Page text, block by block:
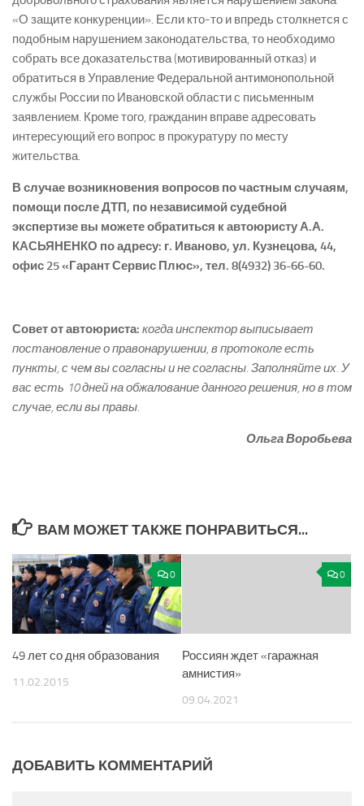
«О защите конкуренции». Если кто-то и впредь столкнется с
подобным нарушением законодательства, то необходимо
собрать все доказательства (мотивированный отказ) и
обратиться в Управление Федеральной антимонопольной
службы России по Ивановской области с письменным
заявлением. Кроме того, гражданин вправе адресовать
интересующий его вопрос в прокуратуру по месту
жительства.
В случае возникновения вопросов по частным случаям,
помощи после ДТП, по независимой судебной
экспертизе вы можете обратиться к автоюристу А.А.
КАСЬЯНЕНКО по адресу: г. Иваново, ул. Кузнецова, 44,
офис 25 «Гарант Сервис Плюс», тел. 8(4932) 36-66-60.
Совет от автоюриста: когда инспектор выписывает
постановление о правонарушении, в протоколе есть
пункты, с чем вы согласны и не согласны. Заполняйте их. У
вас есть 10 дней на обжалование данного решения, но в том
случае, если вы правы.
Ольга Воробьева
ВАМ МОЖЕТ ТАКЖЕ ПОНРАВИТЬСЯ...
0
49 лет со дня образования
11.02.2015
0
Россиян ждет «гаражная
амнистия»
09.04.2021
ДОБАВИТЬ КОММЕНТАРИЙ